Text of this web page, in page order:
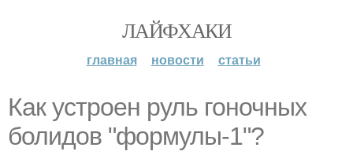
ЛАЙФХАКИ
главная новости статьи
Как устроен руль гоночных
болидов "формулы-1"?